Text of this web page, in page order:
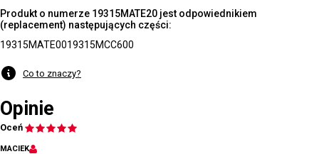
Produkt o numerze 19315MATE20 jest odpowiednikiem
(replacement) następujących części:
19315MATE0019315MCC600
Co to znaczy?
Opinie
Oceń
MACIEK